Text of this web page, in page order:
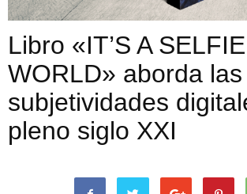
Libro «IT’S A SELFIE
WORLD» aborda las
subjetividades
pleno siglo XXI